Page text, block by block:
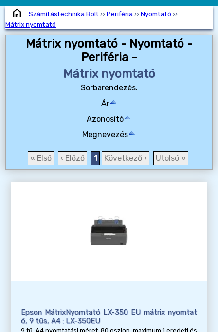
home Számítástechnika Bolt ››Periféria ››Nyomtató ››
Mátrix nyomtató
Mátrix nyomtató - Nyomtató -
Periféria -
Mátrix nyomtató
Sorbarendezés:
Ár
Azonosító
Megnevezés
« Első ‹ Előző 1 Következő › Utolsó »
Epson MátrixNyomtató LX-350 EU mátrix nyomtat
ó, 9 tűs, A4 : LX-350EU
9 tű, A4 nyomtatási méret, 80 oszlop, maximum 1 eredeti és